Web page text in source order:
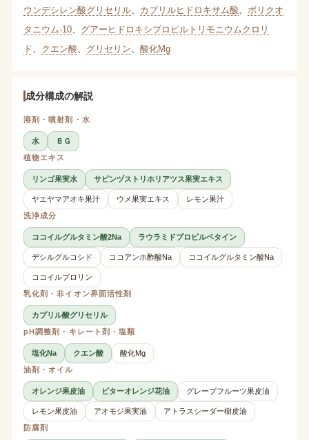
ウンデシレン酸グリセリル、 カプリルヒドロキサム酸
ポリクオ
タニウム-10、 グアーヒドロキシプロピルトリモニウムクロリ
ド
クエン酸 グリセリン 酸化Mg
成分構成の解説
溶剤・噴射剤・水
水
ＢＧ
植物エキス
リンゴ果実水 サピンヅストリホリアツス果実エキス
ヤエヤマアオキ果汁 ウメ果実エキス
レモン果汁
洗浄成分
ココイルグルタミン酸2Na ラウラミドプロピルベタイン
デシルグルコシド ココアンホ酢酸Na ココイルグルタミン酸Na
ココイルプロリン
乳化剤・非イオン界面活性剤
カプリル酸グリセリル
pH調整剤・キレート剤・塩類
塩化Na クエン酸
酸化Mg
油剤・オイル
オレンジ果皮油 ビターオレンジ花油 グレープフルーツ果皮油
レモン果皮油 アオモジ果実油
アトラスシーダー樹皮油
防腐剤